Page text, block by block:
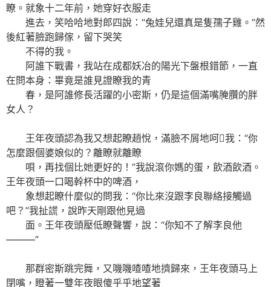
瞭。就象十二年前，她穿好衣服走
進去，笑哈哈地對郎四說：“兔娃兒還真是隻孺子雞。”然
後紅著臉跑歸傢，留下哭笑
不得的我。
阿誰下戰書，我站在成都妖冶的陽光下盤根錯節，一直
在問本身：畢竟是誰見證瞭我的青
春，是阿誰修長活躍的小密斯，仍是這個滿嘴腌臢的胖
女人？
王年夜頭認為我又想起瞭趙悅，滿臉不屑地呵我：“你
怎麼跟個婆娘似的？離瞭就離瞭
唄，再找個比她更好的！”我說滾你媽的蛋，飲酒飲酒。
王年夜頭一口喝幹杯中的啤酒，
象想起瞭什麼似的問我：“你比來沒跟李良聯絡接觸過
吧？”我扯謊，說昨天剛跟他見過
面。王年夜頭壓低瞭聲響，說：“你知不了解李良他
———”
那群密斯跳完舞，又嘰嘰喳喳地擠歸來，王年夜頭马上
閉嘴，瞪著一雙年夜眼傻乎乎地望著